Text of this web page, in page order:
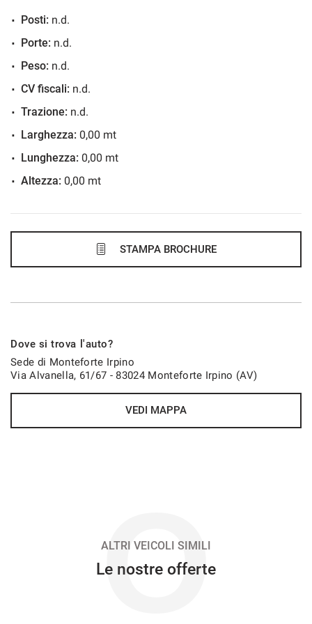
36 Mesi
286€/mese
48 Mesi
300€/mese
48 Mesi
VEDI
302€/mese
Posti: n.d.
Porte: n.d.
Peso: n.d.
CV fiscali: n.d.
Trazione: n.d.
Larghezza: 0,00 mt
Lunghezza: 0,00 mt
Altezza: 0,00 mt
STAMPA BROCHURE
Dove si trova l'auto?
Sede di Monteforte Irpino
Via Alvanella, 61/67 - 83024 Monteforte Irpino (AV)
VEDI MAPPA
O
ALTRI VEICOLI SIMILI
Le nostre offerte